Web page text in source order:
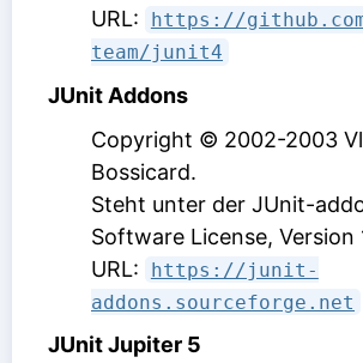
URL:
https://
team/junit4
JUnit Addons
Copyright © 2002-2003
Bossicard.
Steht unter der JUnit-
Software License, Version
URL:
https://junit-
addons.sourceforge.net
JUnit Jupiter 5